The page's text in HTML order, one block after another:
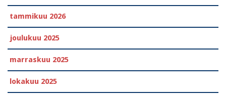
tammikuu 2026
joulukuu 2025
marraskuu 2025
lokakuu 2025